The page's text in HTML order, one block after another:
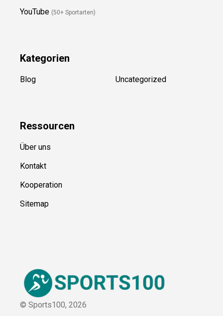
YouTube (50+ Sportarten)
Kategorien
Blog Uncategorized
Ressourcen
Über uns
Kontakt
Kooperation
Sitemap
© Sports100, 2026